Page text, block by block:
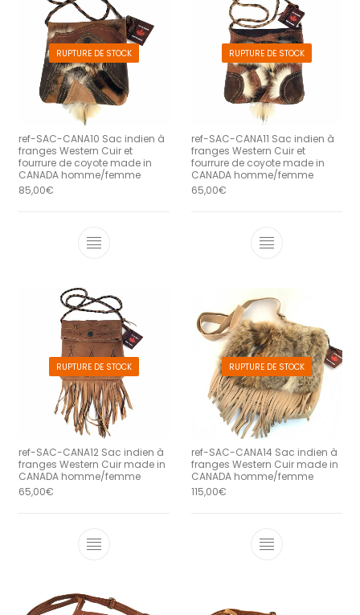
RUPTURE DE STOCK
ref-SAC-CANA10 Sac indien à
franges Western Cuir et
fourrure de coyote made in
CANADA homme/femme
85,00€
RUPTURE DE STOCK
ref-SAC-CANA11 Sac indien à
franges Western Cuir et
fourrure de coyote made in
CANADA homme/femme
65,00€
RUPTURE DE STOCK
ref-SAC-CANA12 Sac indien à
franges Western Cuir made in
CANADA homme/femme
65,00€
RUPTURE DE STOCK
ref-SAC-CANA14 Sac indien à
franges Western Cuir made in
CANADA homme/femme
115,00€